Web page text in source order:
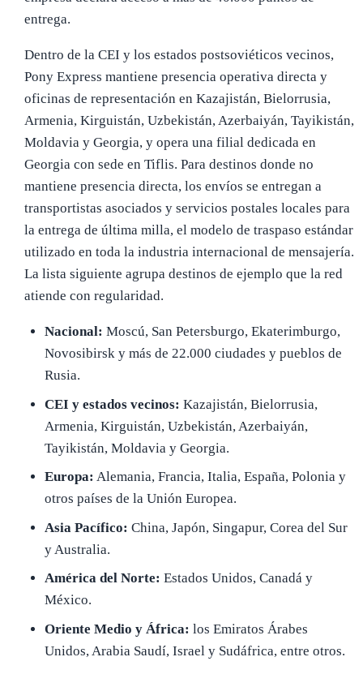
entrega.
Dentro de la CEI y los estados postsoviéticos vecinos,
Pony Express mantiene presencia operativa directa y
oficinas de representación en Kazajistán, Bielorrusia,
Armenia, Kirguistán, Uzbekistán, Azerbaiyán, Tayikistán,
Moldavia y Georgia, y opera una filial dedicada en
Georgia con sede en Tiflis. Para destinos donde no
mantiene presencia directa, los envíos se entregan a
transportistas asociados y servicios postales locales para
la entrega de última milla, el modelo de traspaso estándar
utilizado en toda la industria internacional de mensajería.
La lista siguiente agrupa destinos de ejemplo que la red
atiende con regularidad.
Nacional: Moscú, San Petersburgo, Ekaterimburgo,
Novosibirsk y más de 22.000 ciudades y pueblos de
Rusia.
CEI y estados vecinos: Kazajistán, Bielorrusia,
Armenia, Kirguistán, Uzbekistán, Azerbaiyán,
Tayikistán, Moldavia y Georgia.
Europa: Alemania, Francia, Italia, España, Polonia y
otros países de la Unión Europea.
Asia Pacífico: China, Japón, Singapur, Corea del Sur
y Australia.
América del Norte: Estados Unidos, Canadá y
México.
Oriente Medio y África: los Emiratos Árabes
Unidos, Arabia Saudí, Israel y Sudáfrica, entre otros.